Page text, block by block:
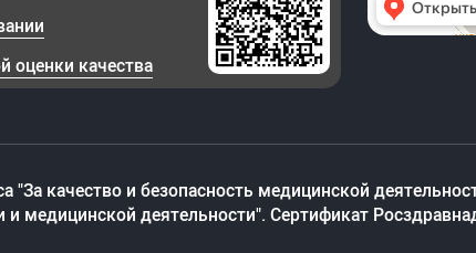
оценки качества
"За качество и безопасность медицинской
и медицинской деятельности". Сертификат